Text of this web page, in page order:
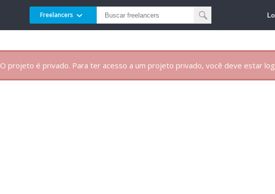
Freelancers
O projeto é privado. Para ter acesso a um projeto privado, você deve estar